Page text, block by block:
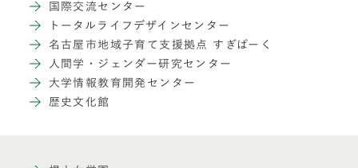
国際交流センター
トータルライフデザインセンター
名古屋市地域子育て支援拠点 すぎぱーく
人間学・ジェンダー研究センター
大学情報教育開発センター
歴史文化館